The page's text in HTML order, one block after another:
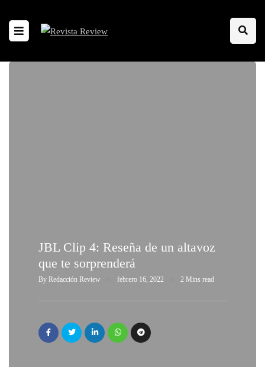
JBL Clip 4: Reseña de un altavoz
que te sorprenderá
By Redacción Review febrero 16, 2022 2 Mins read